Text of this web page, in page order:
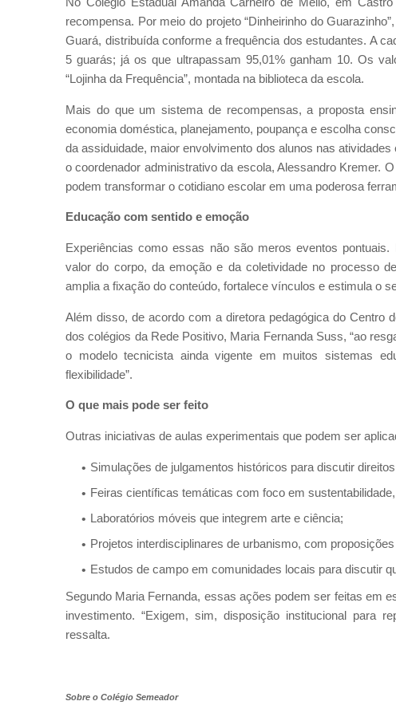
recompensa. Por meio do projeto “Dinheirinho do
Guará, distribuída conforme a frequência dos estudantes. A
5 guarás; já os que ultrapassam 95,01% ganham 10. Os
“Lojinha da Frequência”, montada na biblioteca da escola.
Mais do que um sistema de recompensas, a proposta
economia doméstica, planejamento, poupança e escolha
da assiduidade, maior envolvimento dos alunos nas
o coordenador administrativo da escola, Alessandro Kremer.
podem transformar o cotidiano escolar em uma poderosa
Educação com sentido e emoção
Experiências como essas não são meros eventos
valor do corpo, da emoção e da coletividade no processo
amplia a fixação do conteúdo, fortalece vínculos e estimula o
Além disso, de acordo com a diretora pedagógica do Centro
dos colégios da Rede Positivo, Maria Fernanda Suss, “ao
o modelo tecnicista ainda vigente em muitos sistemas
flexibilidade”.
O que mais pode ser feito
Outras iniciativas de aulas experimentais que podem ser
Simulações de julgamentos históricos para discutir
Feiras científicas temáticas com foco em
Laboratórios móveis que integrem arte e ciência;
Projetos interdisciplinares de urbanismo, com
Estudos de campo em comunidades locais para discutir
Segundo Maria Fernanda, essas ações podem ser feitas em
investimento. “Exigem, sim, disposição institucional para
ressalta.
Sobre o Colégio Semeador